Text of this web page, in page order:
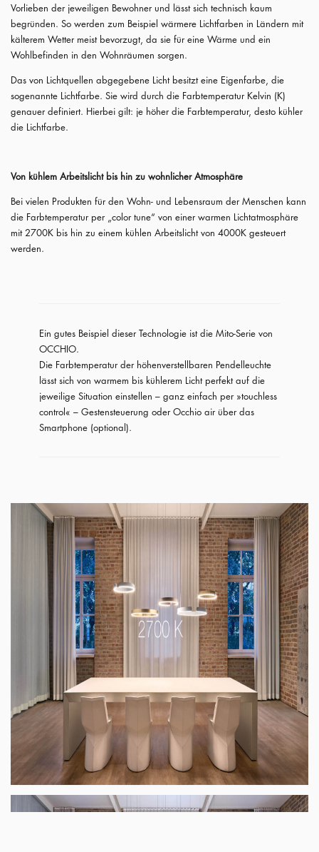
Vorlieben der jeweiligen Bewohner und lässt sich technisch kaum
begründen. So werden zum Beispiel wärmere Lichtfarben in Ländern mit
kälterem Wetter meist bevorzugt, da sie für eine Wärme und ein
Wohlbefinden in den Wohnräumen sorgen.
Das von Lichtquellen abgegebene Licht besitzt eine Eigenfarbe, die
sogenannte Lichtfarbe. Sie wird durch die Farbtemperatur Kelvin (K)
genauer definiert. Hierbei gilt: je höher die Farbtemperatur, desto kühler
die Lichtfarbe.
Von kühlem Arbeitslicht bis hin zu wohnlicher Atmosphäre
Bei vielen Produkten für den Wohn- und Lebensraum der Menschen kann
die Farbtemperatur per „color tune“ von einer warmen Lichtatmosphäre
mit 2700K bis hin zu einem kühlen Arbeitslicht von 4000K gesteuert
werden.
Ein gutes Beispiel dieser Technologie ist die Mito-Serie von
OCCHIO.
Die Farbtemperatur der höhenverstellbaren Pendelleuchte
lässt sich von warmem bis kühlerem Licht perfekt auf die
jeweilige Situation einstellen – ganz einfach per »touchless
control« – Gestensteuerung oder Occhio air über das
Smartphone (optional).